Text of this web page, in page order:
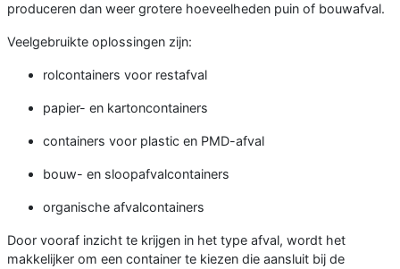
produceren dan weer grotere hoeveelheden puin of bouwafval.
Veelgebruikte oplossingen zijn:
rolcontainers voor restafval
papier- en kartoncontainers
containers voor plastic en PMD-afval
bouw- en sloopafvalcontainers
organische afvalcontainers
Door vooraf inzicht te krijgen in het type afval, wordt het
makkelijker om een container te kiezen die aansluit bij de